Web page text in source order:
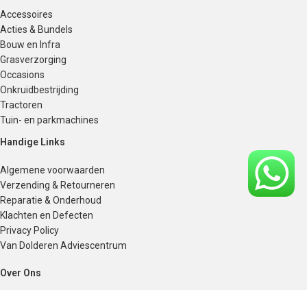
Accessoires
Acties & Bundels
Bouw en Infra
Grasverzorging
Occasions
Onkruidbestrijding
Tractoren
Tuin- en parkmachines
Handige Links
Algemene voorwaarden
Verzending & Retourneren
Reparatie & Onderhoud
Klachten en Defecten
Privacy Policy
Van Dolderen Adviescentrum
Over Ons